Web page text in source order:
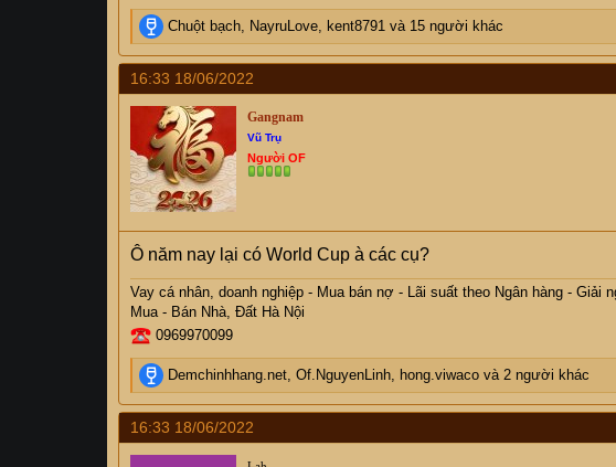
Sau kỳ WC ô nhục này có vài thứ đã phơi bày:
- Thằng khốn Moreno sau đó tù tội do liên quan đến mai
- Thằng giật dây, đứng sau mọi thứ bẩn thỉu ấy: Sepp
bóng đá.
Năm nay WC lại được kéo về châu Á, mời các cụ/ mợ vào
tt0812us,dpl ,cmos83
Forza Azzurri
R
e
a
c
t
i
o
n
s
:
Chuột bạch, NayruLove, kent8791 và 15 người khác
16:33 18/06/2022
Gangnam
Vũ Trụ
Người OF
Ô năm nay lại có World Cup à các cụ?
Vay cá nhân, doanh nghiệp - Mua bán nợ - Lãi suất theo Ngân hàng - Giải
Mua - Bán Nhà, Đất Hà Nội
0969970099
R
e
a
c
t
Demchinhhang.net Of.NguyenLinh hong.viwaco và 2 người khác
16:33 18/06/2022